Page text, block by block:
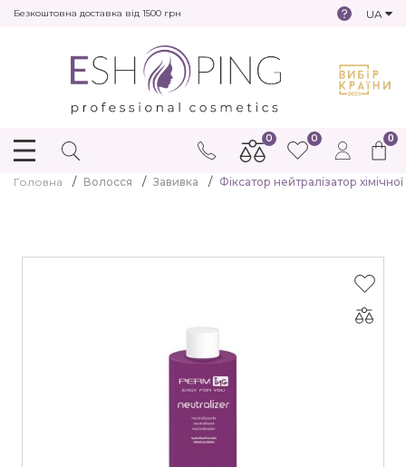
Безкоштовна доставка від 1500 грн UA
0
0 0
Головна Волосся Завивка Фіксатор нейтралізатор